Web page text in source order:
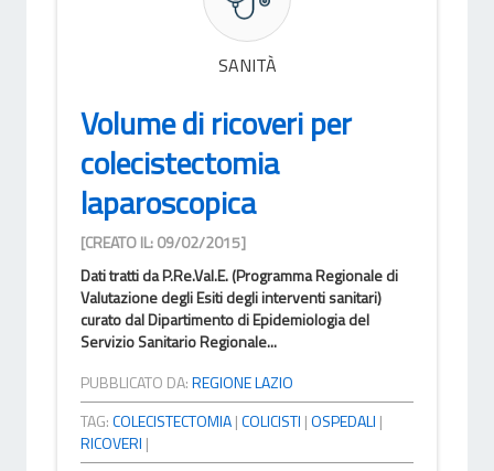
SANITÀ
Volume di ricoveri per
colecistectomia
laparoscopica
[CREATO IL: 09/02/2015]
Dati tratti da P.Re.Val.E. (Programma Regionale di
Valutazione degli Esiti degli interventi sanitari)
curato dal Dipartimento di Epidemiologia del
Servizio Sanitario Regionale...
PUBBLICATO DA:REGIONE LAZIO
TAG:COLECISTECTOMIA|COLICISTI |OSPEDALI |
RICOVERI |